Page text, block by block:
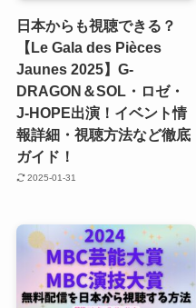
日本からも視聴できる？
【Le Gala des Pièces
Jaunes 2025】G-
DRAGON＆SOL・ロゼ・
J-HOPE出演！イベント情
報詳細・視聴方法など徹底
ガイド！
2025-01-31